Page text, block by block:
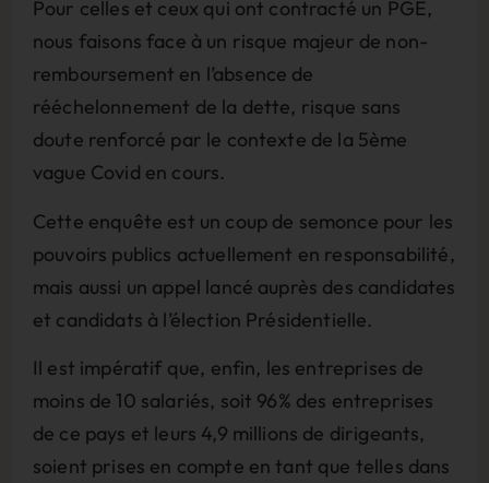
Pour celles et ceux qui ont contracté un PGE,
nous faisons face à un risque majeur de non-
remboursement en l’absence de
rééchelonnement de la dette, risque sans
doute renforcé par le contexte de la 5ème
vague Covid en cours.
Cette enquête est un coup de semonce pour les
pouvoirs publics actuellement en responsabilité,
mais aussi un appel lancé auprès des candidates
et candidats à l’élection Présidentielle.
Il est impératif que, enfin, les entreprises de
moins de 10 salariés, soit 96% des entreprises
de ce pays et leurs 4,9 millions de dirigeants,
soient prises en compte en tant que telles dans